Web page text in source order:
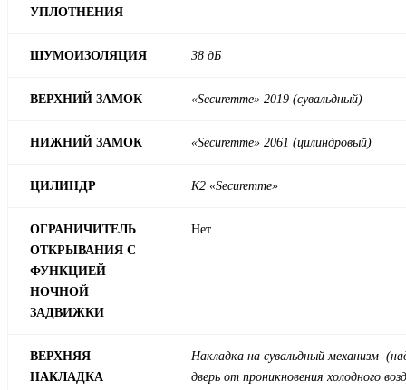
УПЛОТНЕНИЯ
ШУМОИЗОЛЯЦИЯ 38 дБ
ВЕРХНИЙ ЗАМОК «Securemme» 2019 (сувальдный)
НИЖНИЙ ЗАМОК «Securemme» 2061 (цилиндровый)
ЦИЛИНДР К2 «Securemme»
ОГРАНИЧИТЕЛЬ
ОТКРЫВАНИЯ С
ФУНКЦИЕЙ
НОЧНОЙ
ЗАДВИЖКИ
Нет
ВЕРХНЯЯ
НАКЛАДКА
Накладка на сувальдный механизм
дверь от проникновения холодного